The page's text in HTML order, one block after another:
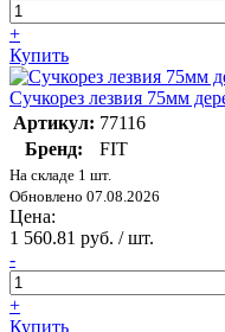
+
Купить
Сучкорез лезвия 75мм
Артикул: 77116
Бренд:
FIT
На складе 1 шт.
Обновлено 07.08.2026
Цена:
1 560.81 руб. / шт.
-
+
Купить